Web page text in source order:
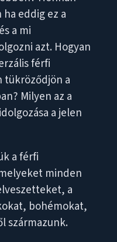
eddig ez a
a mi
azt. Hogyan
férfi
tükröződjön a
Milyen az a
a jelen
a férfi
minden
a
bohémokat,
származunk.